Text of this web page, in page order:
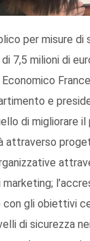
per misure
7,5 milioni di
e
di migliorare
marketing;
con gli obiettivi
di sicurezza